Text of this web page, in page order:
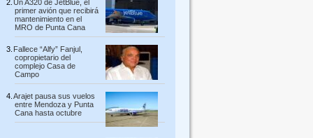
Un A320 de JetBlue, el
primer avión que recibirá
mantenimiento en el
MRO de Punta Cana
Fallece “Alfy” Fanjul,
copropietario del
complejo Casa de
Campo
Arajet pausa sus vuelos
entre Mendoza y Punta
Cana hasta octubre